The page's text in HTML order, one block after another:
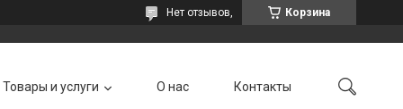
Корзина
Нет отзывов,
Товары и услуги О нас Контакты